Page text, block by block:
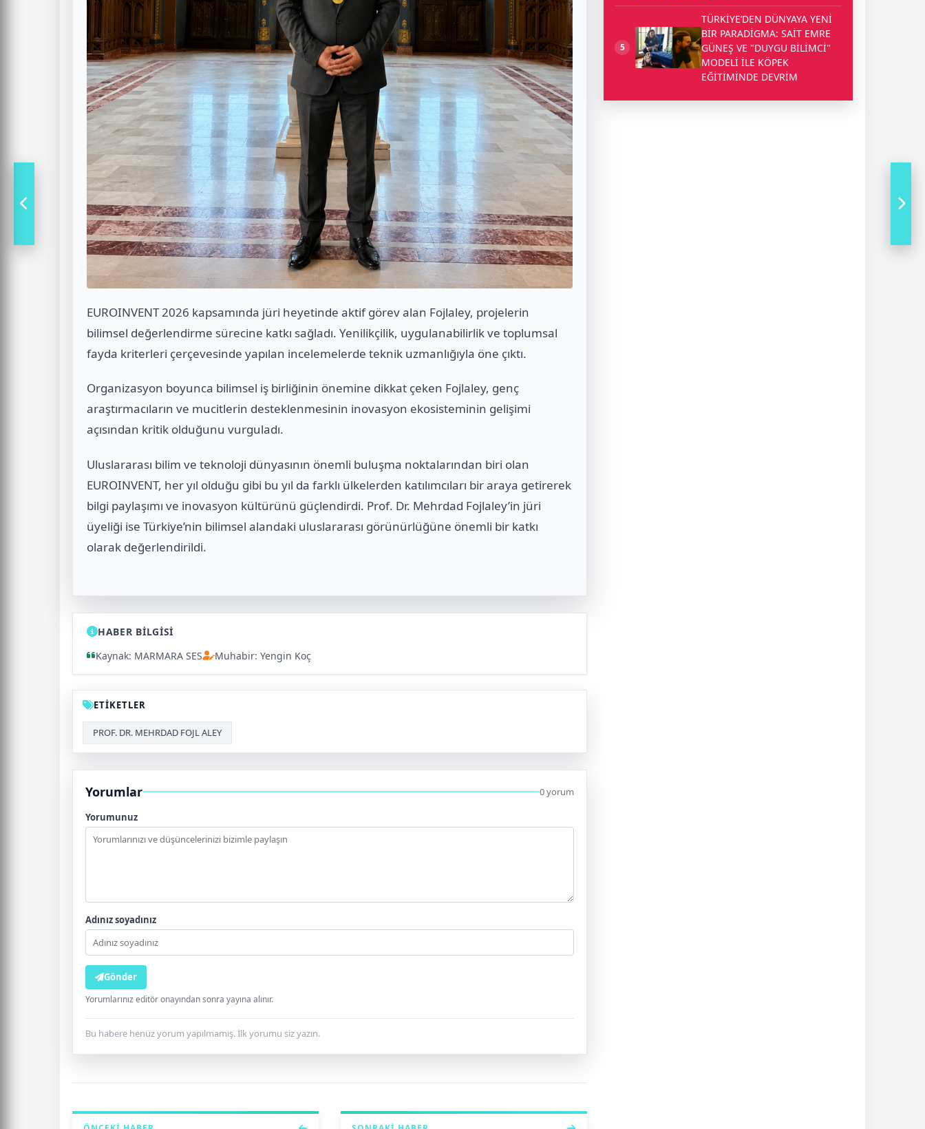
EUROINVENT 2026 kapsamında jüri heyetinde aktif görev alan Fojlaley, projelerin
bilimsel değerlendirme sürecine katkı sağladı. Yenilikçilik, uygulanabilirlik ve toplumsal
fayda kriterleri çerçevesinde yapılan incelemelerde teknik uzmanlığıyla öne çıktı.
Organizasyon boyunca bilimsel iş birliğinin önemine dikkat çeken Fojlaley, genç
araştırmacıların ve mucitlerin desteklenmesinin inovasyon ekosisteminin gelişimi
açısından kritik olduğunu vurguladı.
Uluslararası bilim ve teknoloji dünyasının önemli buluşma noktalarından biri olan
EUROINVENT, her yıl olduğu gibi bu yıl da farklı ülkelerden katılımcıları bir araya getirerek
bilgi paylaşımı ve inovasyon kültürünü güçlendirdi. Prof. Dr. Mehrdad Fojlaley’in jüri
üyeliği ise Türkiye’nin bilimsel alandaki uluslararası görünürlüğüne önemli bir katkı
olarak değerlendirildi.
HABER BİLGİSİ
Kaynak: MARMARA SES
Muhabir: Yengin Koç
ETİKETLER
PROF. DR. MEHRDAD FOJL ALEY
Yorumlar 0 yorum
Yorumunuz
Adınız soyadınız
Gönder
Yorumlarınız editör onayından sonra yayına alınır.
Bu habere henüz yorum yapılmamış. İlk yorumu siz yazın.
5
TÜRKİYE’DEN DÜNYAYA YENİ
BİR PARADİGMA: SAİT EMRE
GÜNEŞ VE "DUYGU BİLİMCİ"
MODELİ İLE KÖPEK
EĞİTİMİNDE DEVRİM